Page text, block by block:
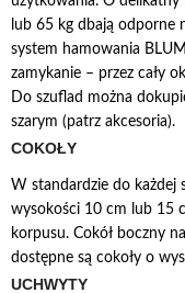
lub 65 kg dbają odporne
system hamowania
zamykanie – przez cały
Do szuflad można
szarym (patrz akcesoria).
COKOŁY
W standardzie do każdej
wysokości 10 cm lub 15
korpusu. Cokół boczny
dostępne są cokoły o
UCHWYTY